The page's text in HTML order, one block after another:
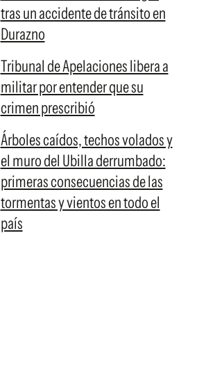
tras un accidente de tránsito en
Durazno
Tribunal de Apelaciones libera a
militar por entender que su
crimen prescribió
Árboles caídos, techos volados y
el muro del Ubilla derrumbado:
primeras consecuencias de las
tormentas y vientos en todo el
país